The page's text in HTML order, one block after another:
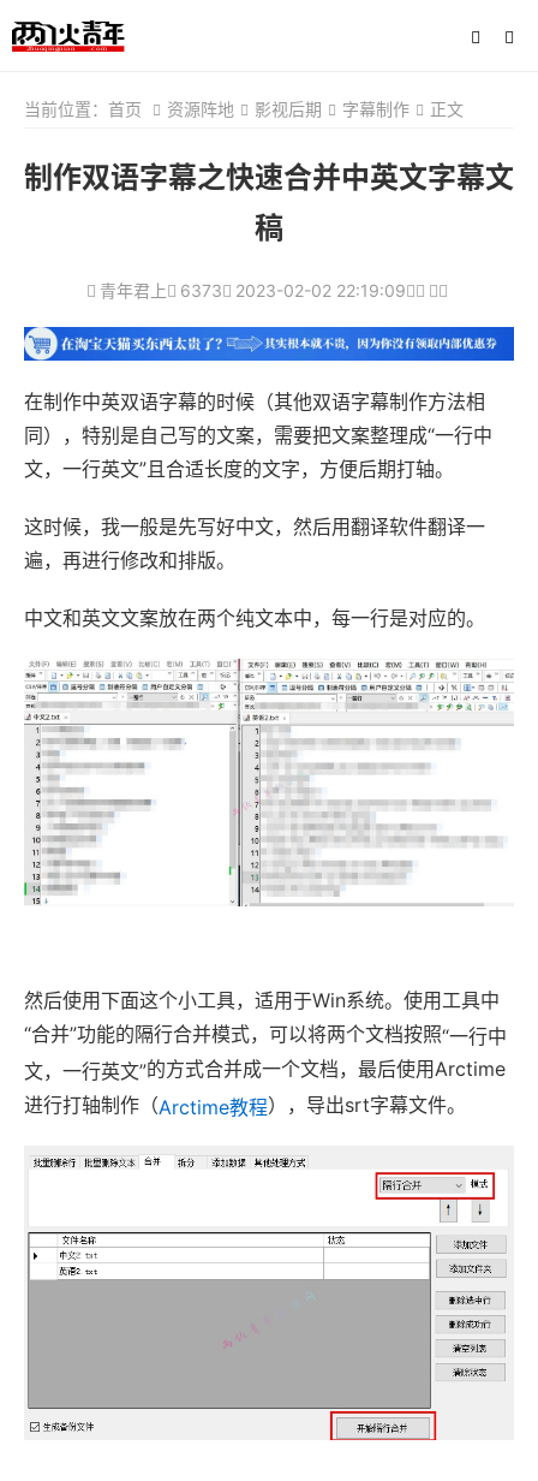
当前位置： 首页 资源阵地 影视后期 字幕制作 正文
制作双语字幕之快速合并中英文字幕文
稿
青年君上 6373 2023-02-02 22:19:09
在制作中英双语字幕的时候（其他双语字幕制作方法相
同），特别是自己写的文案，需要把文案整理成“一行中
文，一行英文”且合适长度的文字，方便后期打轴。
这时候，我一般是先写好中文，然后用翻译软件翻译一
遍，再进行修改和排版。
中文和英文文案放在两个纯文本中，每一行是对应的。
然后使用下面这个小工具，适用于Win系统。使用工具中
“合并”功能的隔行合并模式，可以将两个文档按照“一行中
文，一行英文”的方式合并成一个文档，最后使用Arctime
进行打轴制作（Arctime教程），导出srt字幕文件。